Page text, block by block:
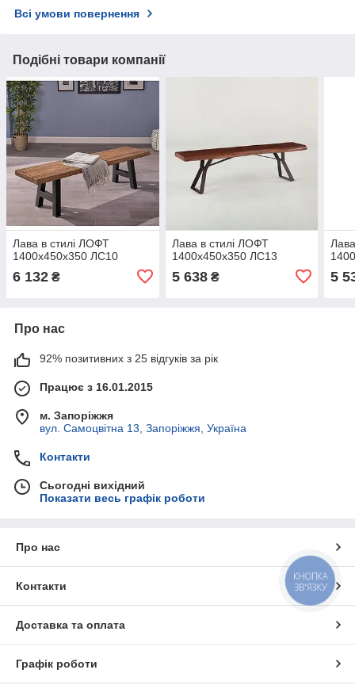
Всі умови повернення
Подібні товари компанії
Лава в стилі ЛОФТ
1400х450х350 ЛС10
6 132 ₴
Лава в стилі ЛОФТ
1400х450х350 ЛС13
5 638₴ 5
Про нас
92% позитивних з 25 відгуків за рік
Працює з 16.01.2015
м. Запоріжжя
вул. Самоцвітна 13, Запоріжжя, Україна
Контакти
Сьогодні вихідний
Показати весь графік роботи
Про нас
Контакти
Доставка та оплата
Графік роботи
КНОПКА
ЗВ'ЯЗКУ